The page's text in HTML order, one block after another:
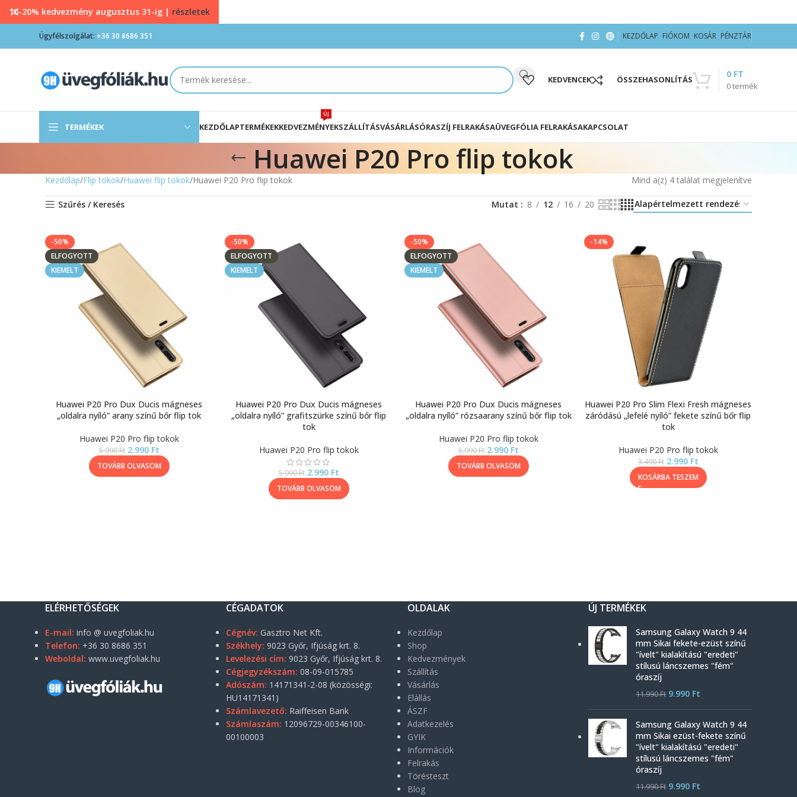
Ügyfélszolgálat: +36 30 8686 351 KEZDŐLAP FIÓKOM KOSÁR PÉNZTÁR
KEDVENCEK ÖSSZEHASONLÍTÁS
0termék
0 FT
TERMÉKEK KEZDŐLAPTERMÉKEKKEDVEZMÉNYEK
ÚJ
SZÁLLÍTÁSVÁSÁRLÁSÓRASZÍJ FELRAKÁSAÜVEGFÓLIA FELRAKÁSAKAPCSOLAT
Huawei P20 Pro flip tokok
Kezdőlap Flip tokok Huawei flip tokok Huawei P20 Pro flip tokok Mind a(z) 4 találat megjelenítve
Szűrés / Keresés Mutat 8 12 16 20
-50%
ELFOGYOTT
KIEMELT
Huawei P20 Pro Dux Ducis mágneses
„oldalra nyíló” arany színű bőr flip tok
Huawei P20 Pro flip tokok
5.990Ft 2.990 Ft
TOVÁBB OLVASOM
-50%
ELFOGYOTT
KIEMELT
Huawei P20 Pro Dux Ducis mágneses
„oldalra nyíló” grafitszürke színű bőr flip
tok
Huawei P20 Pro flip tokok
5.990Ft 2.990 Ft
TOVÁBB OLVASOM
-50%
ELFOGYOTT
KIEMELT
Huawei P20 Pro Dux Ducis mágneses
„oldalra nyíló” rózsaarany színű bőr flip tok
Huawei P20 Pro flip tokok
5.990Ft 2.990 Ft
TOVÁBB OLVASOM
-14%
Huawei P20 Pro Slim Flexi Fresh mágneses
záródású „lefelé nyíló” fekete színű bőr flip
tok
Huawei P20 Pro flip tokok
3.490Ft 2.990 Ft
KOSÁRBA TESZEM
ELÉRHETŐSÉGEK
E-mail: info @ uvegfoliak.hu
Telefon: +36 30 8686 351
Weboldal: www.uvegfoliak.hu
CÉGADATOK
Cégnév: Gasztro Net Kft.
Székhely: 9023 Győr, Ifjúság krt. 8.
Levelezési cím: 9023 Győr, Ifjúság krt. 8.
Cégjegyzékszám: 08-09-015785
Adószám: 14171341-2-08 (közösségi:
HU14171341)
Számlavezető: Raiffeisen Bank
Számlaszám: 12096729-00346100-
00100003
OLDALAK
Kezdőlap
Shop
Kedvezmények
Szállítás
Vásárlás
Elállás
ÁSZF
Adatkezelés
GYIK
Információk
Felrakás
Törésteszt
Blog
ÚJ TERMÉKEK
Samsung Galaxy Watch 9 44
mm Sikai fekete-ezüst színű
"ívelt" kialakítású "eredeti"
stílusú láncszemes "fém"
óraszíj
11.990Ft 9.990 Ft
Samsung Galaxy Watch 9 44
mm Sikai ezüst-fekete színű
"ívelt" kialakítású "eredeti"
stílusú láncszemes "fém"
óraszíj
11.990Ft 9.990 Ft
10-20% kedvezmény augusztus 31-ig | részletek